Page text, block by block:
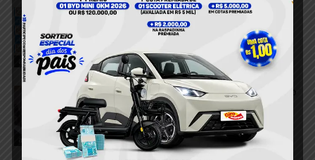
acidente
Motorista é preso por suspeita de
embriaguez após acidente que deixou
6 de agosto de 2026
VÍDEO; Pedestre é atingida após colisão
entre dois carros em Itaituba
6 de agosto de 2026